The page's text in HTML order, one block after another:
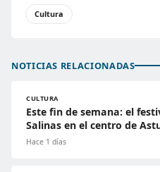
Cultura
NOTICIAS RELACIONADAS
CULTURA
Este fin de semana: el
Salinas en el centro de
Hace 1 días